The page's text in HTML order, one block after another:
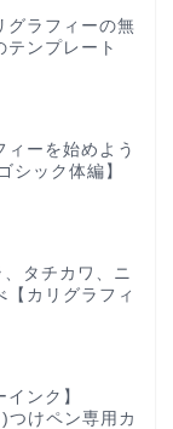
グラフィーの無
テンプレート
ィーを始めよう
シック体編】
、タチカワ、ニ
カリグラフィ
インク】
つけペン専用カ